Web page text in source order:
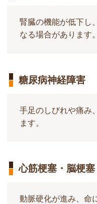
腎臓の機能が低下し
なる場合があります。
糖尿病神経障害
手足のしびれや痛み
ます。
心筋梗塞・脳梗塞
動脈硬化が進み、命